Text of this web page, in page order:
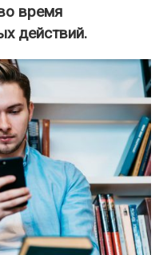
время
действий.